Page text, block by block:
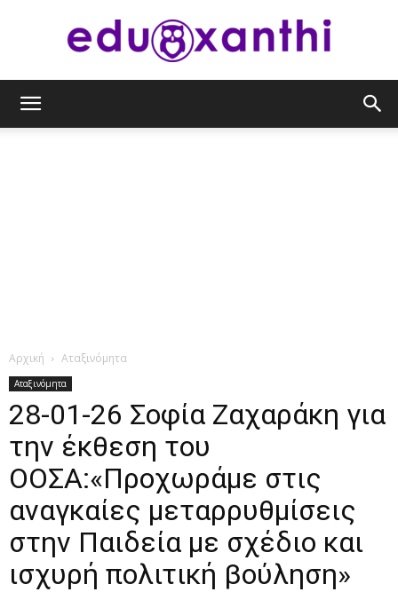
Αρχική Αταξινόμητα
Αταξινόμητα
28-01-26 Σοφία Ζαχαράκη για
την έκθεση του
ΟΟΣΑ:«Προχωράμε στις
αναγκαίες μεταρρυθμίσεις
στην Παιδεία με σχέδιο και
ισχυρή πολιτική βούληση»